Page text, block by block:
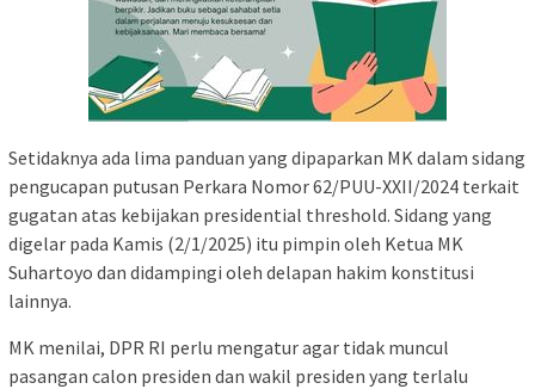
Setidaknya ada lima panduan yang dipaparkan MK dalam sidang
pengucapan putusan Perkara Nomor 62/PUU-XXII/2024 terkait
gugatan atas kebijakan presidential threshold. Sidang yang
digelar pada Kamis (2/1/2025) itu pimpin oleh Ketua MK
Suhartoyo dan didampingi oleh delapan hakim konstitusi
lainnya.
MK menilai, DPR RI perlu mengatur agar tidak muncul
pasangan calon presiden dan wakil presiden yang terlalu